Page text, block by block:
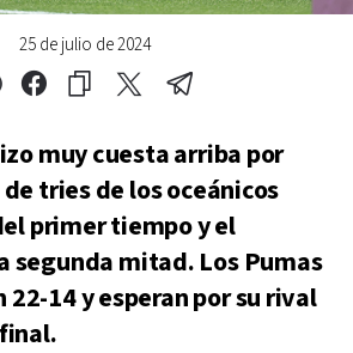
25 de julio de 2024
muy cuesta arriba por
tries de los oceánicos
primer tiempo y el
segunda mitad. Los Pumas
22-14 y esperan por su rival